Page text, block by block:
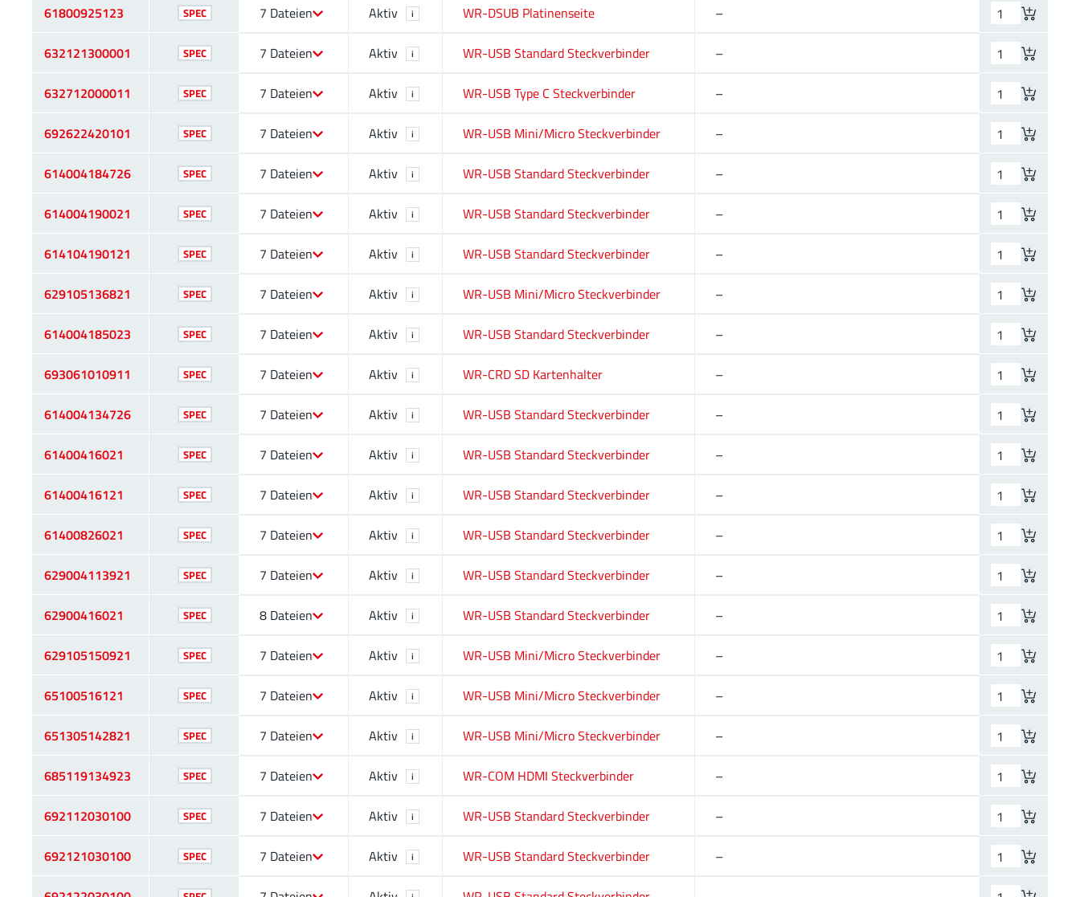
61800925123 SPEC 7 Dateien Aktiv i WR-DSUB Platinenseite –
632121300001 SPEC 7 Dateien Aktiv i WR-USB Standard Steckverbinder –
632712000011 SPEC 7 Dateien Aktiv i WR-USB Type C Steckverbinder –
692622420101 SPEC 7 Dateien Aktiv i WR-USB Mini/Micro Steckverbinder –
614004184726 SPEC 7 Dateien Aktiv i WR-USB Standard Steckverbinder –
614004190021 SPEC 7 Dateien Aktiv i WR-USB Standard Steckverbinder –
614104190121 SPEC 7 Dateien Aktiv i WR-USB Standard Steckverbinder –
629105136821 SPEC 7 Dateien Aktiv i WR-USB Mini/Micro Steckverbinder –
614004185023 SPEC 7 Dateien Aktiv i WR-USB Standard Steckverbinder –
693061010911 SPEC 7 Dateien Aktiv i WR-CRD SD Kartenhalter –
614004134726 SPEC 7 Dateien Aktiv i WR-USB Standard Steckverbinder –
61400416021 SPEC 7 Dateien Aktiv i WR-USB Standard Steckverbinder –
61400416121 SPEC 7 Dateien Aktiv i WR-USB Standard Steckverbinder –
61400826021 SPEC 7 Dateien Aktiv i WR-USB Standard Steckverbinder –
629004113921 SPEC 7 Dateien Aktiv i WR-USB Standard Steckverbinder –
62900416021 SPEC 8 Dateien Aktiv i WR-USB Standard Steckverbinder –
629105150921 SPEC 7 Dateien Aktiv i WR-USB Mini/Micro Steckverbinder –
65100516121 SPEC 7 Dateien Aktiv i WR-USB Mini/Micro Steckverbinder –
651305142821 SPEC 7 Dateien Aktiv i WR-USB Mini/Micro Steckverbinder –
685119134923 SPEC 7 Dateien Aktiv i WR-COM HDMI Steckverbinder –
692112030100 SPEC 7 Dateien Aktiv i WR-USB Standard Steckverbinder –
692121030100 SPEC 7 Dateien Aktiv i WR-USB Standard Steckverbinder –